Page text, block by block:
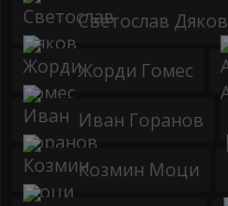
Светослав Дяков
Жорди Гомес
Иван Горанов
Козмин Моци